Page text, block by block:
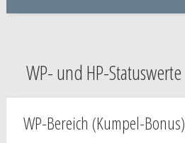
WP- und HP-Statuswerte
WP-Bereich (Kumpel-Bonus)